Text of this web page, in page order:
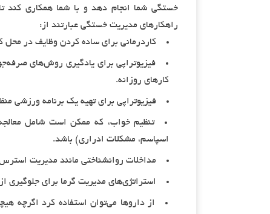
خستگی شما انجام دهد و با شما همکاری کند
راهکارهای مدیریت خستگی عبارتند از:
کاردرمانی برای ساده کردن وظایف در
فیزیوتراپی برای یادگیری روش‌های
کارهای روزانه.
فیزیوتراپی برای تهیه یک برنامه ورزشی
تنظیم خواب، که ممکن است شامل
اسپاسم، مشکلات ادراری) باشد.
مداخلات روانشناختی مانند مدیریت
استراتژی‌های مدیریت گرما برای